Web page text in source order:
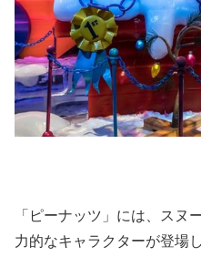
「ピーナッツ」には、スヌ
力的なキャラクターが登場